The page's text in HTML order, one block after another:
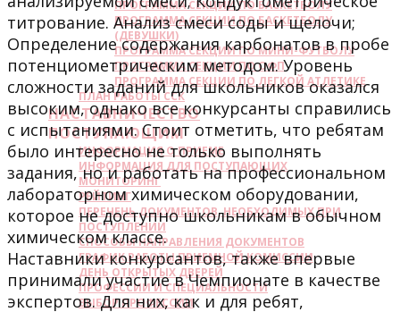
ПРОГРАММА СЕКЦИИ ПО БАСКЕТБОЛУ
ПРОГРАММА СЕКЦИИ ПО БАСКЕТБОЛУ
(ДЕВУШКИ)
ПРОГРАММА СЕКЦИИ ПО МИНИ-ФУТБОЛУ
ПРОГРАММА СЕКЦИИ ПО ОФП
ПРОГРАММА СЕКЦИИ ПО ЛЕГКОЙ АТЛЕТИКЕ
ПЛАН РАБОТЫ ССК
НАСТАВНИЧЕСТВО
ПОСТУПАЮЩИМ
ИНФОРМАЦИЯ О ПРИЕМЕ
ИНФОРМАЦИЯ ДЛЯ ПОСТУПАЮЩИХ
МОНИТОРИНГ
РЕЙТИНГ
ПЕРЕЧЕНЬ ДОКУМЕНТОВ, НЕОБХОДИМЫХ ПРИ
ПОСТУПЛЕНИИ
СПОСОБЫ НАПРАВЛЕНИЯ ДОКУМЕНТОВ
ГРАФИК РАБОТЫ ПРИЕМНОЙ КОМИССИИ
ДЕНЬ ОТКРЫТЫХ ДВЕРЕЙ
ПРОФЕССИИ И СПЕЦИАЛЬНОСТИ
ВЫБОР ПРОФЕССИИ
титрование. Анализ смеси соды и щелочи;
Определение содержания карбонатов в пробе
потенциометрическим методом. Уровень
сложности заданий для школьников оказался
высоким, однако все конкурсанты справились
с испытаниями. Стоит отметить, что ребятам
было интересно не только выполнять
задания, но и работать на профессиональном
лабораторном химическом оборудовании,
которое не доступно школьникам в обычном
химическом классе.
Наставники конкурсантов, также впервые
принимали участие в Чемпионате в качестве
экспертов. Для них, как и для ребят,